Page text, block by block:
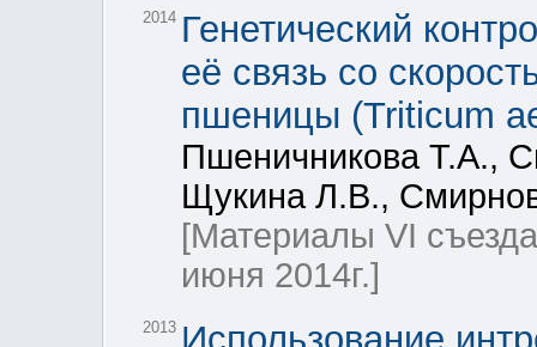
2014 Генетический
её связь со
пшеницы (Triticum
Пшеничникова Т.А.,
Щукина Л.В.,
[Материалы VI
июня 2014г.]
2013